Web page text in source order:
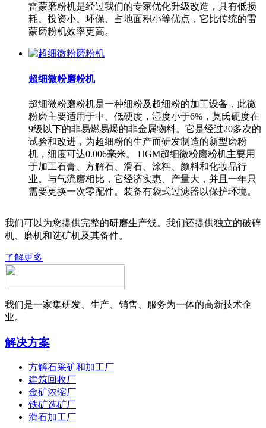
雷蒙磨粉机是经过我们的专家优化升级改造，具有低损
耗、投资小、环保、占地面积小等优点，它比传统的雷
蒙磨粉机效率更高。
超细微粉磨粉机
超细微粉磨粉机是一种细粉及超细粉的加工设备，此微
粉磨主要适用于中、低硬度，湿度小于6%，莫氏硬度在
9级以下的非易燃易爆的非金属物料。它是经过20多次的
试验和改进，为超细粉的生产而研发制造的新型磨粉
机，细度可达0.006毫米。 HGM超细微粉磨粉机主要用
于加工石膏、方解石、滑石、涂料、颜料和化妆品行
业。与气流磨相比，它经济实惠、产量大，并且一年只
需要更换一次零配件。装备有袋式过滤器以保护环境。
我们可以为您提供完整的研磨生产线。我们还提供独立的破碎
机、磨机和选矿机及其备件。
了解更多
我们是一家集研发、生产、销售、服务为一体的高新技术企
业。
解决方案
方解石采矿和加工厂
建筑回收厂
金矿浓缩厂
铁矿选矿厂
滑石加工厂